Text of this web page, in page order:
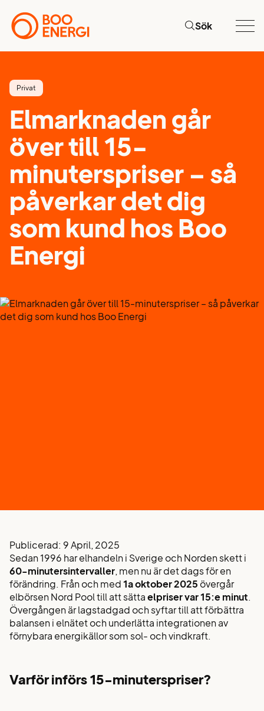
Sök
Privat
Elmarknaden går
över till 15-
minuterspriser – så
påverkar det dig
som kund hos Boo
Energi
Publicerad: 9 April, 2025
Sedan 1996 har elhandeln i Sverige och Norden skett i
60-minutersintervaller, men nu är det dags för en
förändring. Från och med 1a oktober 2025 övergår
elbörsen Nord Pool till att sätta elpriser var 15:e minut.
Övergången är lagstadgad och syftar till att förbättra
balansen i elnätet och underlätta integrationen av
förnybara energikällor som sol- och vindkraft.
Varför införs 15-minuterspriser?